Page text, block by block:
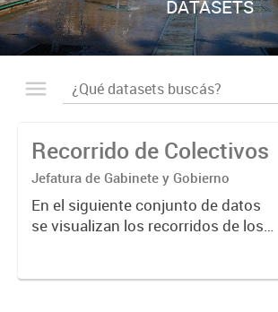
DATASETS
Recorrido de Colectivos
Jefatura de Gabinete y Gobierno
En el siguiente conjunto de datos
se visualizan los recorridos de los